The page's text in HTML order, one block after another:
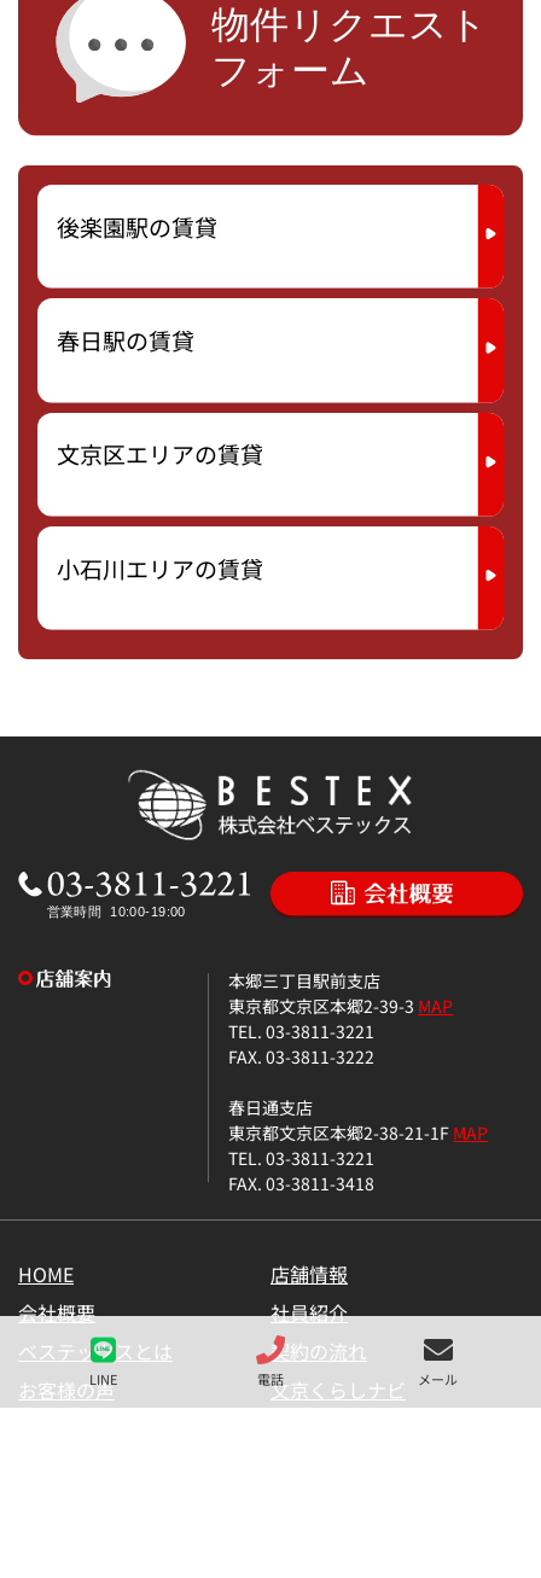
LINE 電話 メール
後楽園駅の賃貸
春日駅の賃貸
文京区エリアの賃貸
小石川エリアの賃貸
本郷三丁目駅前支店
東京都文京区本郷2-39-3 MAP
TEL. 03-3811-3221
FAX. 03-3811-3222
春日通支店
東京都文京区本郷2-38-21-1FMAP
TEL. 03-3811-3221
FAX. 03-3811-3418
HOME
店舗情報
会社概要
社員紹介
ベステックスとは
契約の流れ
お客様の声
文京くらしナビ